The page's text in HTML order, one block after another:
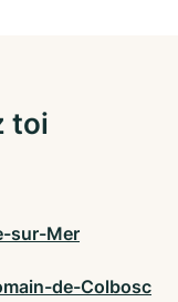
toi
sur-Mer
de-Colbosc